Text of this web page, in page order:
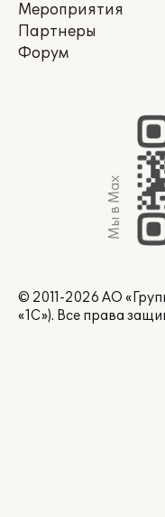
Мероприятия
Партнеры
Форум
Мы в Max
© 2011-2026 АО
«1С»). Все права